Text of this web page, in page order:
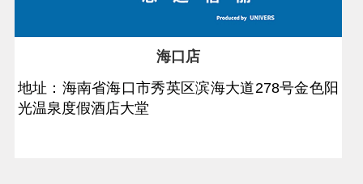
海口店
地址：海南省海口市秀英区滨海大道278号金色阳
光温泉度假酒店大堂